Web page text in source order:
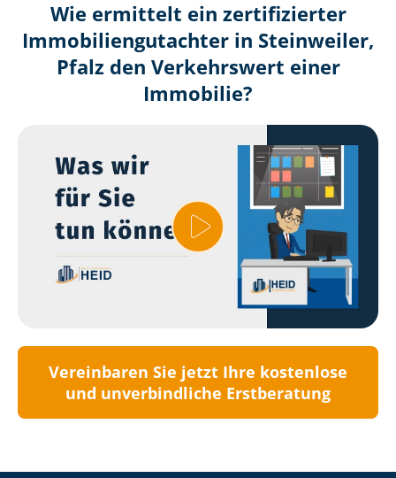
Wie ermittelt ein zertifizierter
Immobilien­gutachter in Steinweiler,
Pfalz den Verkehrswert einer
Immobilie?
Vereinbaren Sie jetzt Ihre kostenlose
und unverbindliche Erstberatung